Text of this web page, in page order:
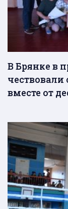
В Брянке в
вместе от